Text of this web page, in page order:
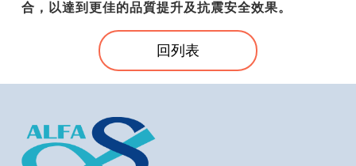
合，以達到更佳的品質提升及抗震安全效果。
回列表